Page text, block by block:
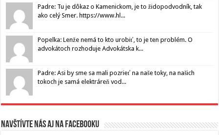
Padre: Tu je dôkaz o Kamenickom, je to židopodvodník, tak
ako celý Smer. https://www.hl...
Popelka: Lenže nemá to kto urobiť, to je ten problém. O
advokátoch rozhoduje Advokátska k...
Padre: Asi by sme sa mali pozrieť na naše toky, na našich
tokoch je samá elektráreň vod...
Navštívte nás aj na Facebooku